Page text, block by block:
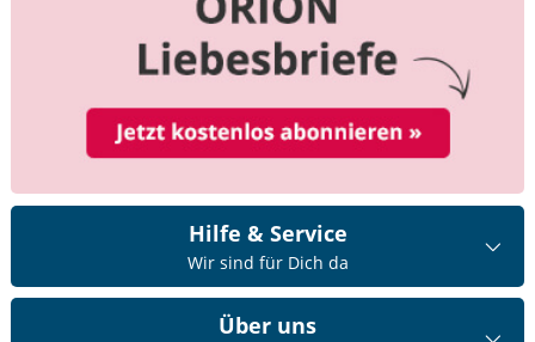
Hilfe & Service
Wir sind für Dich da
Über uns